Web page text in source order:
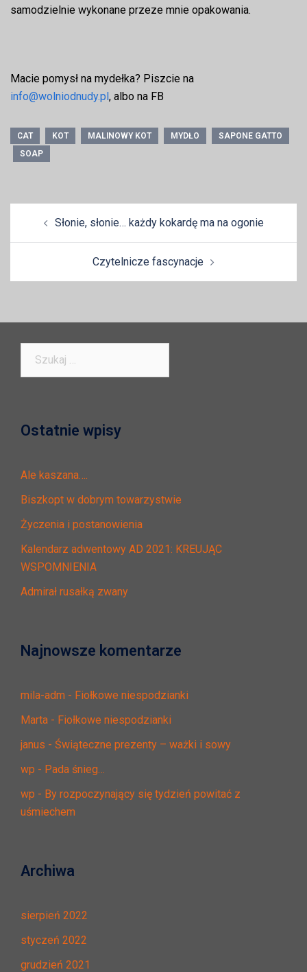
samodzielnie wykonane przeze mnie opakowania.
Macie pomysł na mydełka? Piszcie na
info@wolniodnudy.pl, albo na FB
CAT KOT MALINOWY KOT MYDŁO
SAPONE GATTO
SOAP
wpisy Słonie, słonie… każdy kokardę ma na ogonie
Czytelnicze fascynacje
Ostatnie wpisy
Ale kaszana….
Biszkopt w dobrym towarzystwie
Życzenia i postanowienia
Kalendarz adwentowy AD 2021: KREUJĄC
WSPOMNIENIA
Admirał rusałką zwany
Najnowsze komentarze
mila-adm - Fiołkowe niespodzianki
Marta - Fiołkowe niespodzianki
janus - Świąteczne prezenty – ważki i sowy
wp - Pada śnieg…
wp - By rozpoczynający się tydzień powitać z
uśmiechem
Archiwa
sierpień 2022
styczeń 2022
grudzień 2021